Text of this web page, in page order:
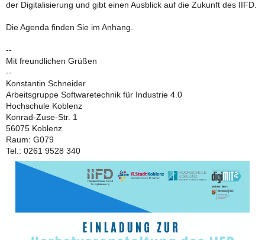
der Digitalisierung und gibt einen Ausblick auf die Zukunft des IIFD.
Die Agenda finden Sie im Anhang.
--
Mit freundlichen Grüßen
--
Konstantin Schneider
Arbeitsgruppe Softwaretechnik für Industrie 4.0
Hochschule Koblenz
Konrad-Zuse-Str. 1
56075 Koblenz
Raum: G079
Tel.: 0261 9528 340